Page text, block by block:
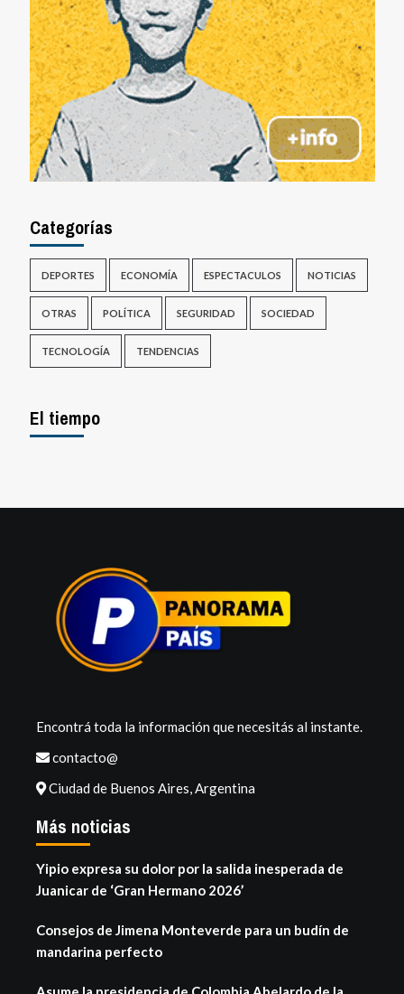
Categorías
DEPORTES ECONOMÍA ESPECTACULOS NOTICIAS
OTRAS POLÍTICA SEGURIDAD SOCIEDAD
TECNOLOGÍA TENDENCIAS
El tiempo
Encontrá toda la información que necesitás al instante.
contacto@
Ciudad de Buenos Aires, Argentina
Más noticias
Yipio expresa su dolor por la salida inesperada de
Juanicar de ‘Gran Hermano 2026’
Consejos de Jimena Monteverde para un budín de
mandarina perfecto